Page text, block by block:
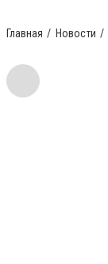
Главная Новости